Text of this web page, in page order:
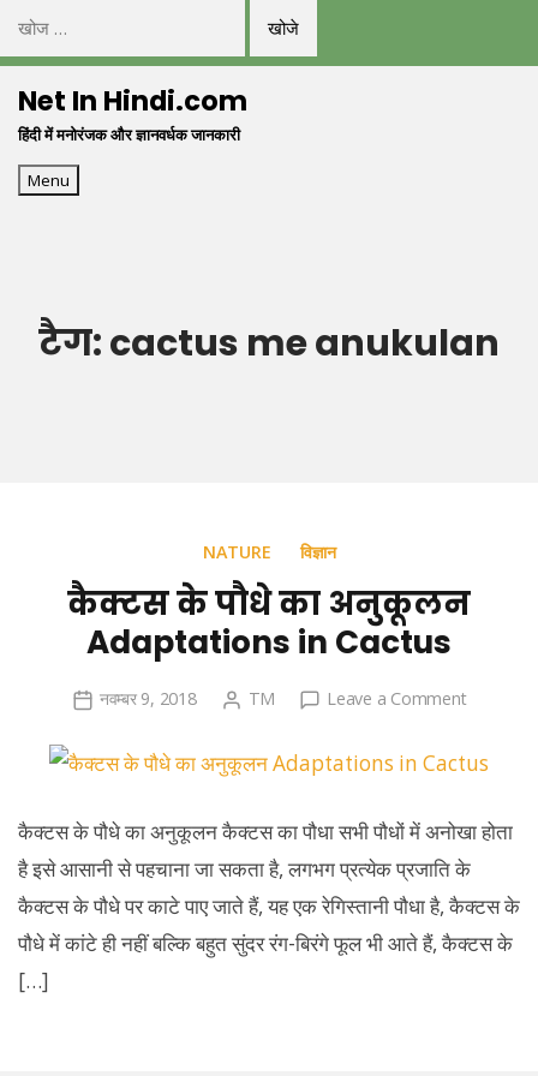
निम्न
को
खोजें:Net In Hindi.com
हिंदी में मनोरंजक और ज्ञानवर्धक जानकारी
Menu
टैग:cactus me anukulan
NATURE विज्ञान
कैक्टस के पौधे का अनुकूलन
Adaptations in Cactus
नवम्बर 9, 2018 TM Leave a Commenton
के
अनुकूलन
in
Cactus
कैक्टस के पौधे का अनुकूलन कैक्टस का पौधा सभी पौधों में अनोखा होता
है इसे आसानी से पहचाना जा सकता है, लगभग प्रत्येक प्रजाति के
कैक्टस के पौधे पर काटे पाए जाते हैं, यह एक रेगिस्तानी पौधा है, कैक्टस के
पौधे में कांटे ही नहीं बल्कि बहुत सुंदर रंग-बिरंगे फूल भी आते हैं, कैक्टस के
[…]